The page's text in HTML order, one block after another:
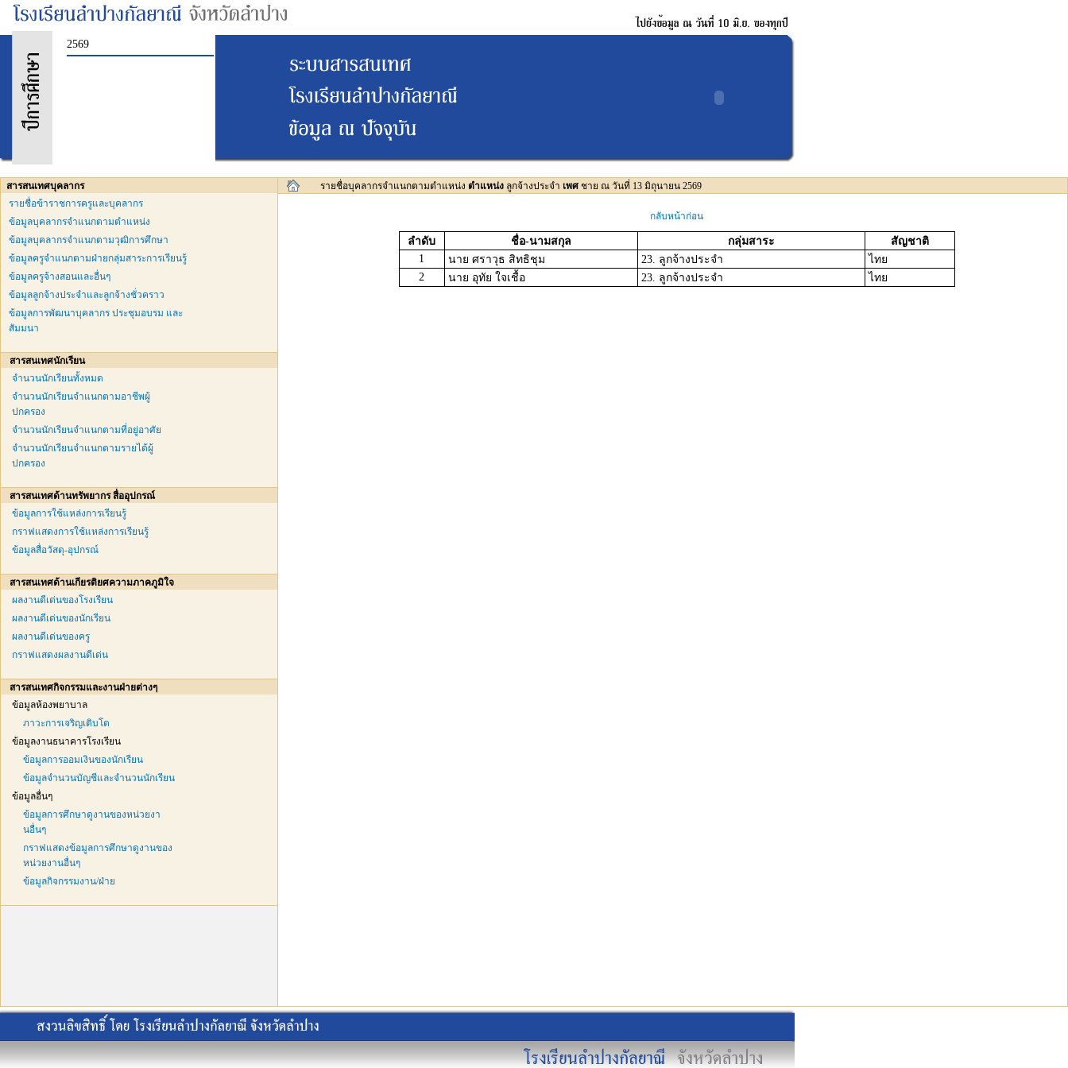
2569
สารสนเทศบุคลากร
รายชื่อข้าราชการครูและบุคลากร
ข้อมูลบุคลากรจำแนกตามตำแหน่ง
ข้อมูลบุคลากรจำแนกตามวุฒิการศึกษา
ข้อมูลครูจำแนกตามฝ่ายกลุ่มสาระการเรียนรู้
ข้อมูลครูจ้างสอนและอื่นๆ
ข้อมูลลูกจ้างประจำและลูกจ้างชั่วคราว
ข้อมูลการพัฒนาบุคลากร ประชุมอบรม และ
สัมมนา
สารสนเทศนักเรียน
จำนวนนักเรียนทั้งหมด
จำนวนนักเรียนจำแนกตามอาชีพผู้
ปกครอง
จำนวนนักเรียนจำแนกตามที่อยู่อาศัย
จำนวนนักเรียนจำแนกตามรายได้ผู้
ปกครอง
สารสนเทศด้านทรัพยากร สื่ออุปกรณ์
ข้อมูลการใช้แหล่งการเรียนรู้
กราฟแสดงการใช้แหล่งการเรียนรู้
ข้อมูลสื่อวัสดุ-อุปกรณ์
สารสนเทศด้านเกียรติยศความภาคภูมิใจ
ผลงานดีเด่นของโรงเรียน
ผลงานดีเด่นของนักเรียน
ผลงานดีเด่นของครู
กราฟแสดงผลงานดีเด่น
สารสนเทศกิจกรรมและงานฝ่ายต่างๆ
ข้อมูลห้องพยาบาล
ภาวะการเจริญเติบโต
ข้อมูลงานธนาคารโรงเรียน
ข้อมูลการออมเงินของนักเรียน
ข้อมูลจำนวนบัญชีและจำนวนนักเรียน
ข้อมูลอื่นๆ
ข้อมูลการศึกษาดูงานของหน่วยงา
นอื่นๆ
กราฟแสดงข้อมูลการศึกษาดูงานของ
หน่วยงานอื่นๆ
ข้อมูลกิจกรรมงาน/ฝ่าย
รายชื่อบุคลากรจำแนกตามตำแหน่ง ตำแหน่ง ลูกจ้างประจำ เพศ ชาย ณ วันที่ 13 มิถุนายน 2569
กลับหน้าก่อน
ลำดับ ชื่อ-นามสกุล กลุ่มสาระ
สัญชาติ
1
นาย ศราวุธ สิทธิชุม 23. ลูกจ้างประจำ
ไทย
2
นาย อุทัย ใจเชื้อ 23. ลูกจ้างประจำ ไทย